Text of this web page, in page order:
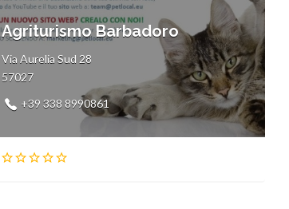
Agriturismo Barbadoro
Via Aurelia Sud 28
57027
+39 338 8990861